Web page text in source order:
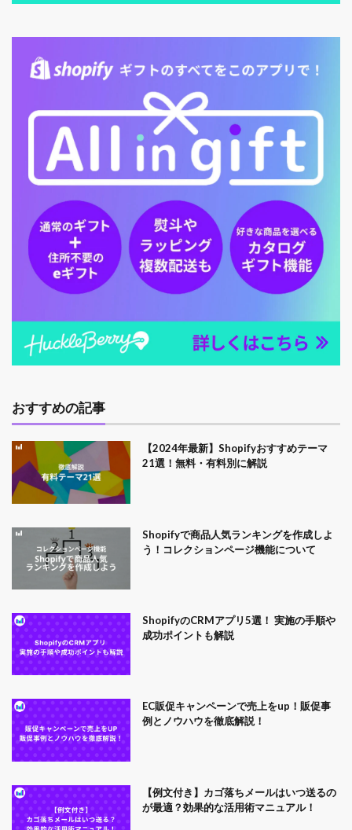
おすすめの記事
【2024年最新】Shopifyおすすめテーマ
21選！無料・有料別に解説
Shopifyで商品人気ランキングを作成しよ
う！コレクションページ機能について
ShopifyのCRMアプリ5選！ 実施の手順や
成功ポイントも解説
EC販促キャンペーンで売上をup！販促事
例とノウハウを徹底解説！
【例文付き】カゴ落ちメールはいつ送るの
が最適？効果的な活用術マニュアル！